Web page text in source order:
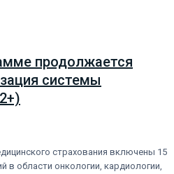
продолжается
системы
страхования включены 15
в области онкологии, кардиологии,